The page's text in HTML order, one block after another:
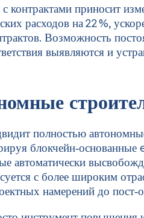
контрактами приносит
расходов на 22 %,
Возможность
выявляются и
полностью
автоматически
с более широким
намерений до